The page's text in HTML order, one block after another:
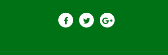
ประชาสัมพันธ์
วิทยาลัยเกษตรและ
เทคโนโลยีลำพูน